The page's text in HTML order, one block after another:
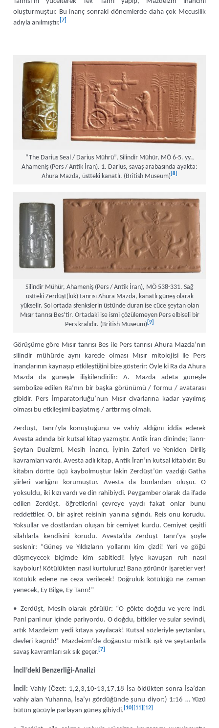
oluşturmuştur. Bu inanç sonraki dönemlerde daha çok Mecusilik
adıyla anılmıştır. [7]
“The Darius Seal / Darius Mührü”, Silindir Mühür, MÖ 6-5. yy.,
Ahameniş (Pers / Antik İran). 1. Darius, savaş arabasında ayakta:
Ahura Mazda, üstteki kanatlı. (British Museum)[8]
Silindir Mühür, Ahameniş (Pers / Antik İran), MÖ 538-331. Sağ
üstteki Zerdüşt(lük) tanrısı Ahura Mazda, kanatlı güneş olarak
yükselir. Sol ortada sfenkslerin üstünde duran ise cüce şeytan olan
Mısır tanrısı Bes’tir. Ortadaki ise ismi çözülemeyen Pers elbiseli bir
Pers kralıdır. (British Museum) [9]
Görüşüme göre Mısır tanrısı Bes ile Pers tanrısı Ahura Mazda’nın
silindir mühürde aynı karede olması Mısır mitolojisi ile Pers
inançlarının kaynaşıp etkileştiğini bize gösterir: Öyle ki Ra da Ahura
Mazda da güneşle ilişkilendirilir: A. Mazda adeta güneşle
sembolize edilen Ra’nın bir başka görünümü / formu / avatarası
gibidir. Pers İmparatorluğu’nun Mısır civarlarına kadar yayılmış
olması bu etkileşimi başlatmış / arttırmış olmalı.
Zerdüşt, Tanrı’yla konuştuğunu ve vahiy aldığını iddia ederek
Avesta adında bir kutsal kitap yazmıştır. Antik İran dininde; Tanrı-
Şeytan Dualizmi, Mesih İnancı, İyinin Zaferi ve Yeniden Diriliş
kavramları vardı. Avesta adlı kitap, Antik İran’ın kutsal kitabıdır. Bu
kitabın dörtte üçü kaybolmuştur lakin Zerdüşt’ün yazdığı Gatha
şiirleri varlığını korumuştur. Avesta da bunlardan oluşur. O
yoksuldu, iki kızı vardı ve din rahibiydi. Peygamber olarak da ifade
edilen Zerdüşt, öğretilerini çevreye yaydı fakat onlar bunu
reddettiler. O, bir aşiret reisinin yanına sığındı. Reis onu korudu.
Yoksullar ve dostlardan oluşan bir cemiyet kurdu. Cemiyet çeşitli
silahlarla kendisini korudu. Avesta’da Zerdüşt Tanrı’ya şöyle
seslenir: “Güneş ve Yıldızların yollarını kim çizdi! Yeri ve göğü
düşmeyecek biçimde kim sabitledi! İyiye kavuşan ruh nasıl
kaybolur! Kötülükten nasıl kurtuluruz! Bana görünür işaretler ver!
Kötülük edene ne ceza verilecek! Doğruluk kötülüğü ne zaman
yenecek, Ey Bilge, Ey Tanrı!”
• Zerdüşt, Mesih olarak görülür: “O gökte doğdu ve yere indi.
Parıl parıl nur içinde parlıyordu. O doğdu, bitkiler ve sular sevindi,
artık Mazdeizm yedi kıtaya yayılacak! Kutsal sözleriyle şeytanları,
devleri kaçırdı!” Mazdeizm’de doğaüstü-mistik ışık ve şeytanlarla
savaş kavramları sık sık geçer. [7]
İncil’deki Benzerliği-Analizi
İncil: Vahiy (Özet: 1,2,3,10-13,17,18 İsa öldükten sonra İsa’dan
vahiy alan Yuhanna, İsa’yı gördüğünde şunu diyor:) 1:16 … Yüzü
bütün gücüyle parlayan güneş gibiydi. [10] [11] [12]